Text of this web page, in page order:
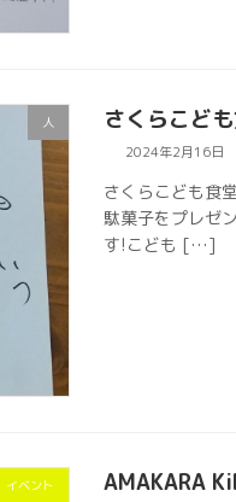
人 さくらこど
2024年2月16日
さくらこども食
駄菓子をプレゼ
す!こども […]
イベント AMAKARA